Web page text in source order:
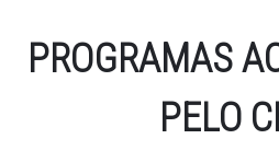
PROGRAMAS
PELO